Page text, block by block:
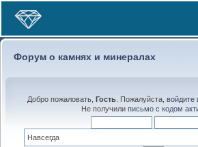
Форум о камнях и минералах
Добро пожаловать, Гость. Пожалуйста, войдите
Не получили письмо с кодом